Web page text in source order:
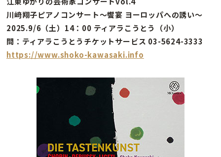
川﨑翔子ピアノコンサート～饗宴 ヨーロッパへの誘い～
2025.9/6（土）14：00 ティアラこうとう（小）
問：ティアラこうとうチケットサービス 03-5624-3333
https://www.shoko-kawasaki.info